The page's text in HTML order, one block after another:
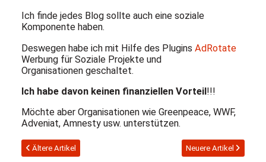
Ich finde jedes Blog sollte auch eine soziale
Komponente haben.
Deswegen habe ich mit Hilfe des Plugins AdRotate
Werbung für Soziale Projekte und
Organisationen geschaltet.
Ich habe davon keinen finanziellen Vorteil!!!
Möchte aber Organisationen wie Greenpeace, WWF,
Adveniat, Amnesty usw. unterstützen.
Ältere Artikel Neuere Artikel